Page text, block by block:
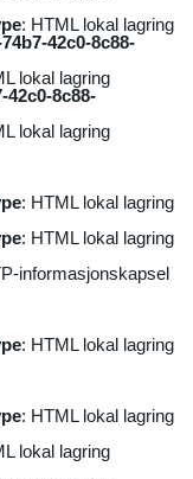
: HTML lokal lagring
42c0-8c88-
lokal lagring
42c0-8c88-
lokal lagring
: HTML lokal lagring
: HTML lokal lagring
informasjonskapsel
: HTML lokal lagring
: HTML lokal lagring
lokal lagring